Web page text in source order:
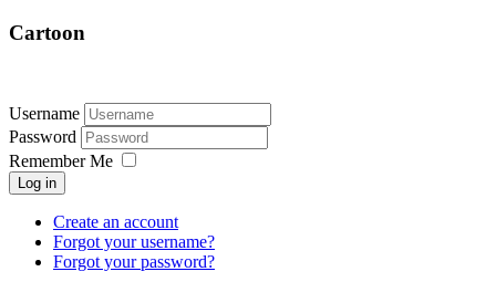
Cartoon
Username
Password
Remember Me
Log in
Create an account
Forgot your username?
Forgot your password?